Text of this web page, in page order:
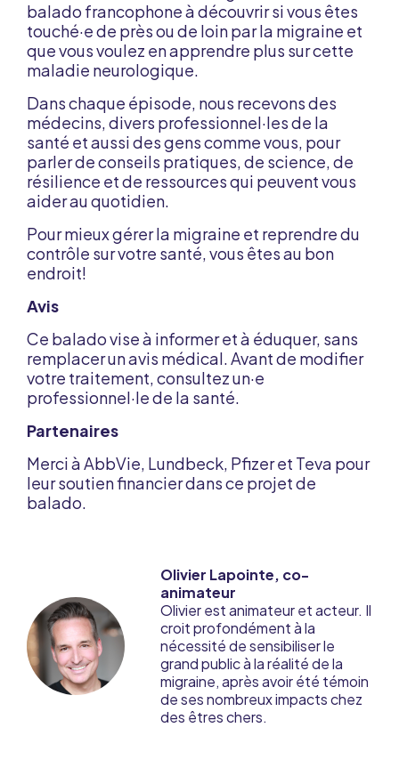
balado francophone à découvrir si vous êtes
touché·e de près ou de loin par la migraine et
que vous voulez en apprendre plus sur cette
maladie neurologique.
Dans chaque épisode, nous recevons des
médecins, divers professionnel·les de la
santé et aussi des gens comme vous, pour
parler de conseils pratiques, de science, de
résilience et de ressources qui peuvent vous
aider au quotidien.
Pour mieux gérer la migraine et reprendre du
contrôle sur votre santé, vous êtes au bon
endroit!
Avis
Ce balado vise à informer et à éduquer, sans
remplacer un avis médical. Avant de modifier
votre traitement, consultez un·e
professionnel·le de la santé.
Partenaires
Merci à AbbVie, Lundbeck, Pfizer et Teva pour
leur soutien financier dans ce projet de
balado.
Olivier Lapointe, co-
animateur
Olivier est animateur et acteur. Il
croit profondément à la
nécessité de sensibiliser le
grand public à la réalité de la
migraine, après avoir été témoin
de ses nombreux impacts chez
des êtres chers.